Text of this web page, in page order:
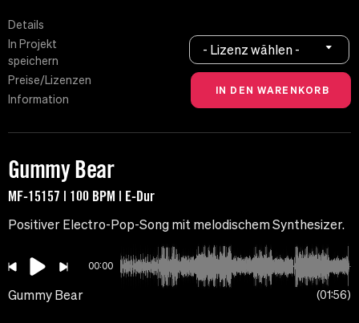
Details
In Projekt
speichern
Preise/Lizenzen
Information
- Lizenz wählen -
Gummy Bear
MF-15157 | 100 BPM | E-Dur
Positiver Electro-Pop-Song mit melodischem Synthesizer.
00:00
Gummy Bear 01:56